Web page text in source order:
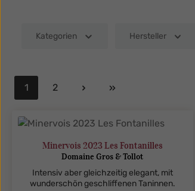
Kategorien Hersteller
Seite
1
Seite
2
Minervois 2023 Les Fontanilles
Domaine Gros & Tollot
Intensiv aber gleichzeitig elegant, mit
wunderschön geschliffenen Taninnen.